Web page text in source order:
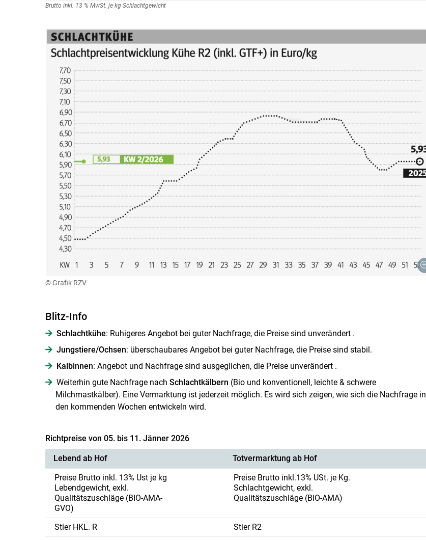
Brutto inkl. 13 % MwSt. je kg Schlachtgewicht
© Grafik RZV
Blitz-Info
Schlachtkühe: Ruhigeres Angebot bei guter Nachfrage, die Preise sind unverändert .
Jungstiere/Ochsen: überschaubares Angebot bei guter Nachfrage, die Preise sind stabil.
Kalbinnen: Angebot und Nachfrage sind ausgeglichen, die Preise unverändert .
Weiterhin gute Nachfrage nach Schlachtkälbern (Bio und konventionell, leichte & schwere
Milchmastkälber). Eine Vermarktung ist jederzeit möglich. Es wird sich zeigen, wie sich die Nachfrage in
den kommenden Wochen entwickeln wird.
Richtpreise von 05. bis 11. Jänner 2026
Lebend ab Hof
Totvermarktung ab Hof
Preise Brutto inkl. 13% Ust je kg
Lebendgewicht, exkl.
Qualitätszuschläge (BIO-AMA-
GVO)
Preise Brutto inkl.13% USt. je Kg.
Schlachtgewicht, exkl.
Qualitätszuschläge (BIO-AMA)
Stier HKL. R
Stier R2